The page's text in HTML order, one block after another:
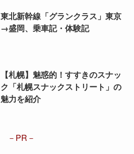
東北新幹線「グランクラス」東京
→盛岡、乗車記・体験記
【札幌】魅惑的！すすきのスナッ
ク「札幌スナックストリート」の
魅力を紹介
PR